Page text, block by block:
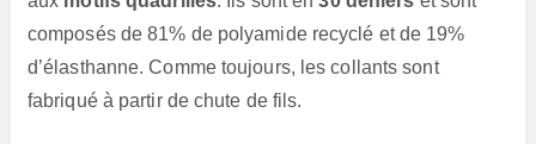
composés de 81% de polyamide recyclé et de 19%
d’élasthanne. Comme toujours, les collants sont
fabriqué à partir de chute de fils.